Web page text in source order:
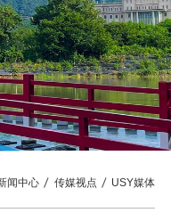
闻中心 传媒视点 USY媒体